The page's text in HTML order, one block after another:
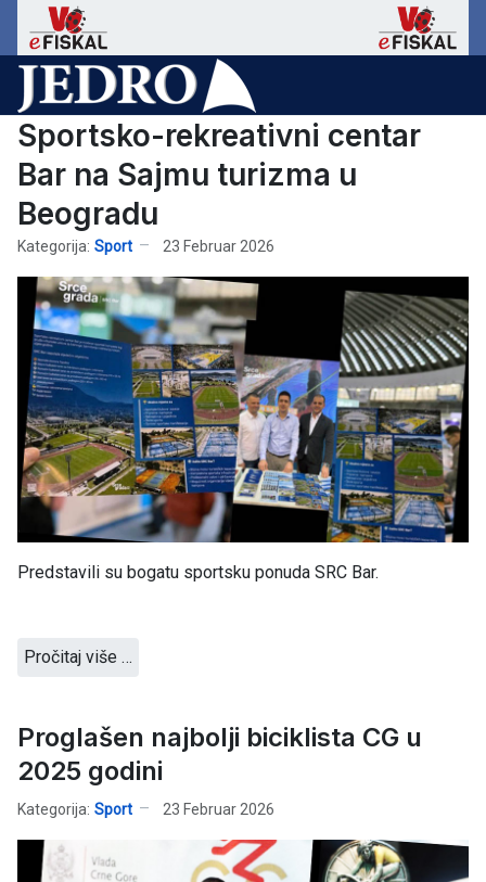
Sportsko-rekreativni centar
Bar na Sajmu turizma u
Beogradu
Kategorija: Sport 23 Februar 2026
Predstavili su bogatu sportsku ponuda SRC Bar.
Pročitaj više …
Proglašen najbolji biciklista CG u
2025 godini
Kategorija: Sport 23 Februar 2026